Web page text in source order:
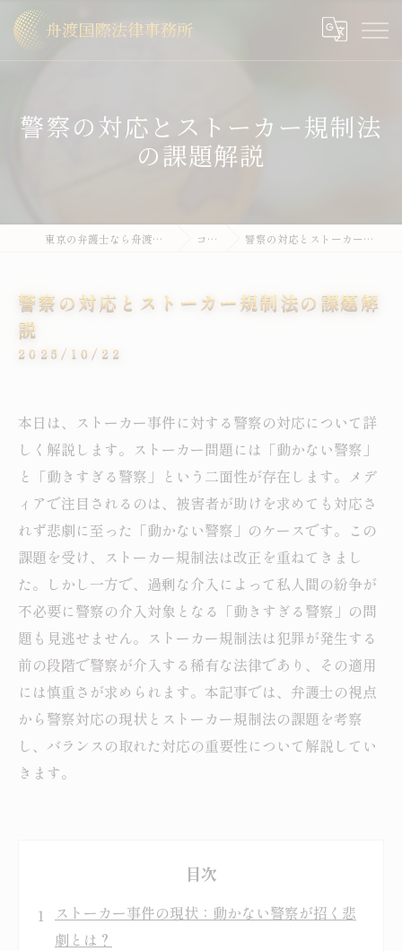
警察の対応とストーカー規制法
の課題解説
東京の弁護士なら舟渡国際法律事務所 コラム 警察の対応とストーカー規制法の課題解説
警察の対応とストーカー規制法の課題解
説
2025/10/22
本日は、ストーカー事件に対する警察の対応について詳
しく解説します。ストーカー問題には「動かない警察」
と「動きすぎる警察」という二面性が存在します。メデ
ィアで注目されるのは、被害者が助けを求めても対応さ
れず悲劇に至った「動かない警察」のケースです。この
課題を受け、ストーカー規制法は改正を重ねてきまし
た。しかし一方で、過剰な介入によって私人間の紛争が
不必要に警察の介入対象となる「動きすぎる警察」の問
題も見逃せません。ストーカー規制法は犯罪が発生する
前の段階で警察が介入する稀有な法律であり、その適用
には慎重さが求められます。本記事では、弁護士の視点
から警察対応の現状とストーカー規制法の課題を考察
し、バランスの取れた対応の重要性について解説してい
きます。
目次
ストーカー事件の現状：動かない警察が招く悲
劇とは？